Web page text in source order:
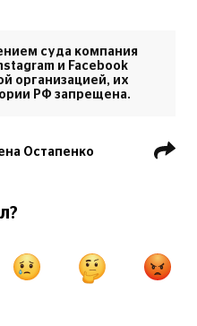
суда компания
и Facebook
организацией, их
РФ запрещена.
Остапенко
Федерер